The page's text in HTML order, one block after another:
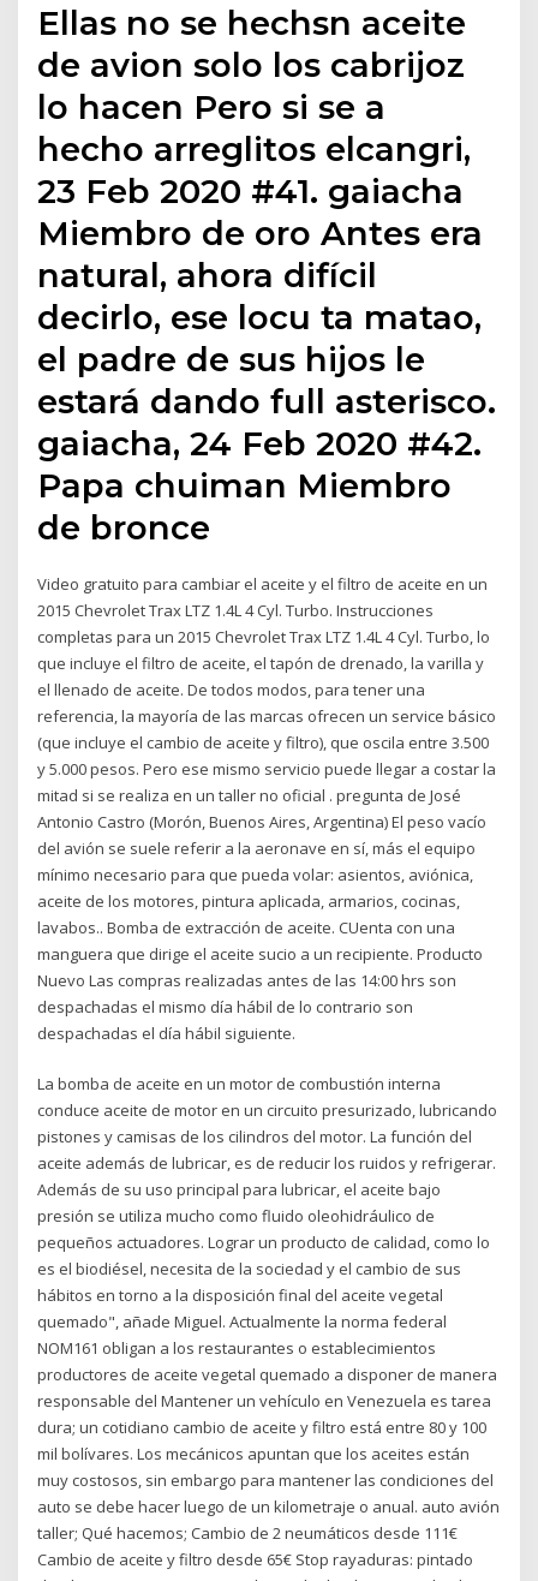
Ellas no se hechsn aceite
de avion solo los cabrijoz
lo hacen Pero si se a
hecho arreglitos elcangri,
23 Feb 2020 #41. gaiacha
Miembro de oro Antes era
natural, ahora difícil
decirlo, ese locu ta matao,
el padre de sus hijos le
estará dando full asterisco.
gaiacha, 24 Feb 2020 #42.
Papa chuiman Miembro
de bronce
Video gratuito para cambiar el aceite y el filtro de aceite en un
2015 Chevrolet Trax LTZ 1.4L 4 Cyl. Turbo. Instrucciones
completas para un 2015 Chevrolet Trax LTZ 1.4L 4 Cyl. Turbo, lo
que incluye el filtro de aceite, el tapón de drenado, la varilla y
el llenado de aceite. De todos modos, para tener una
referencia, la mayoría de las marcas ofrecen un service básico
(que incluye el cambio de aceite y filtro), que oscila entre 3.500
y 5.000 pesos. Pero ese mismo servicio puede llegar a costar la
mitad si se realiza en un taller no oficial . pregunta de José
Antonio Castro (Morón, Buenos Aires, Argentina) El peso vacío
del avión se suele referir a la aeronave en sí, más el equipo
mínimo necesario para que pueda volar: asientos, aviónica,
aceite de los motores, pintura aplicada, armarios, cocinas,
lavabos.. Bomba de extracción de aceite. CUenta con una
manguera que dirige el aceite sucio a un recipiente. Producto
Nuevo Las compras realizadas antes de las 14:00 hrs son
despachadas el mismo día hábil de lo contrario son
despachadas el día hábil siguiente.
La bomba de aceite en un motor de combustión interna
conduce aceite de motor en un circuito presurizado, lubricando
pistones y camisas de los cilindros del motor. La función del
aceite además de lubricar, es de reducir los ruidos y refrigerar.
Además de su uso principal para lubricar, el aceite bajo
presión se utiliza mucho como fluido oleohidráulico de
pequeños actuadores. Lograr un producto de calidad, como lo
es el biodiésel, necesita de la sociedad y el cambio de sus
hábitos en torno a la disposición final del aceite vegetal
quemado", añade Miguel. Actualmente la norma federal
NOM161 obligan a los restaurantes o establecimientos
productores de aceite vegetal quemado a disponer de manera
responsable del Mantener un vehículo en Venezuela es tarea
dura; un cotidiano cambio de aceite y filtro está entre 80 y 100
mil bolívares. Los mecánicos apuntan que los aceites están
muy costosos, sin embargo para mantener las condiciones del
auto se debe hacer luego de un kilometraje o anual. auto avión
taller; Qué hacemos; Cambio de 2 neumáticos desde 111€
Cambio de aceite y filtro desde 65€ Stop rayaduras: pintado